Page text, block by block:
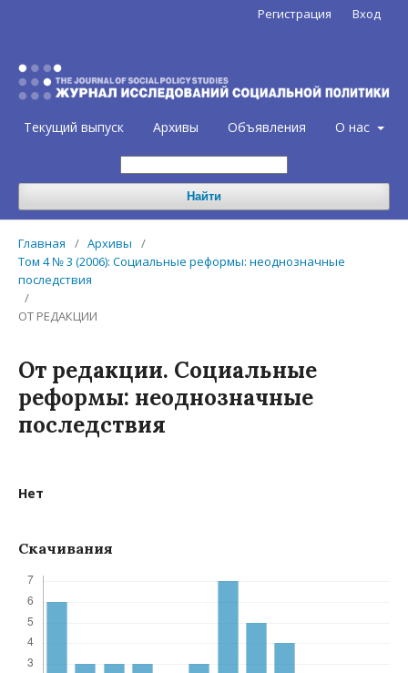
Текущий выпуск Архивы Объявления О нас
Найти
Регистрация Вход
Главная / Архивы
/
Том 4 № 3 (2006): Социальные реформы: неоднозначные
последствия
/
ОТ РЕДАКЦИИ
От редакции. Социальные
реформы: неоднозначные
последствия
Нет
Скачивания